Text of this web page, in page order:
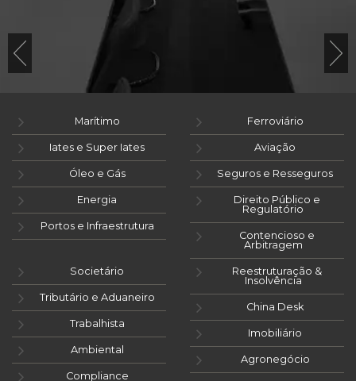
Marítimo
Iates e Super Iates
Óleo e Gás
Energia
Portos e Infraestrutura
Ferroviário
Aviação
Seguros e Resseguros
Direito Público e
Regulatório
Contencioso e
Arbitragem
Societário
Tributário e Aduaneiro
Trabalhista
Ambiental
Compliance
Reestruturação &
Insolvência
China Desk
Imobiliário
Agronegócio